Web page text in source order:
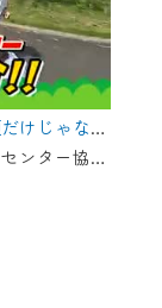
おうちで猿ジョイどうぶつえん～霊長類だけじゃない！？ 夏休みは日本モンキーセンターへ！～（2024年8月16日初回放送）
世界屈指のサル類動物園・日本モンキーセンター協力の親子で学べる動物番組。